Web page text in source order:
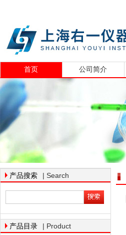
首页 公司简介
产品搜索 | Search
产品目录 | Product